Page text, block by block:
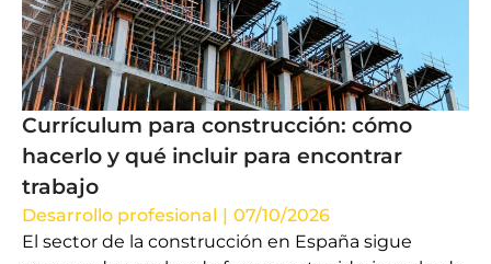
Currículum para construcción: cómo
hacerlo y qué incluir para encontrar
trabajo
Desarrollo profesional | 07/10/2026
El sector de la construcción en España sigue